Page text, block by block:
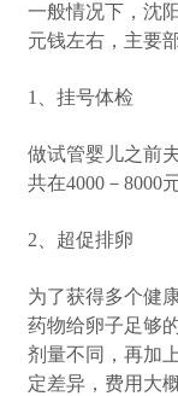
一般情况下，沈
元钱左右，主要
1、挂号体检
做试管婴儿之前
共在4000－8000
2、超促排卵
为了获得多个健
药物给卵子足够
剂量不同，再加
定差异，费用大